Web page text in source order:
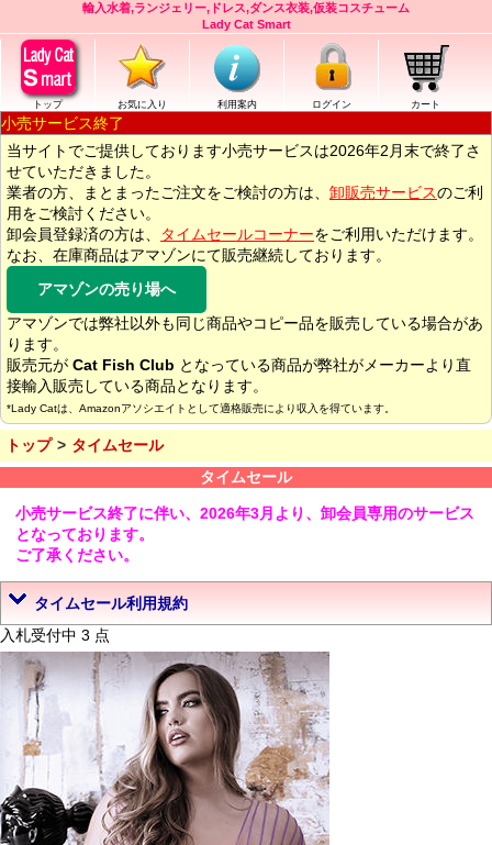
輸入水着,ランジェリー,ドレス,ダンス衣装,仮装コスチューム
Lady Cat Smart
トップ お気に入り 利用案内 ログイン カート
小売サービス終了
当サイトでご提供しております小売サービスは2026年2月末で終了さ
せていただきました。
業者の方、まとまったご注文をご検討の方は、 卸販売サービスのご利
用をご検討ください。
卸会員登録済の方は、
タイムセールコーナーをご利用いただけます。
なお、在庫商品はアマゾンにて販売継続しております。
アマゾンの売り場へ
アマゾンでは弊社以外も同じ商品やコピー品を販売している場合があ
ります。
販売元が Cat Fish Club となっている商品が弊社がメーカーより直
接輸入販売している商品となります。
*Lady Catは、Amazonアソシエイトとして適格販売により収入を得ています。
トップ
タイムセール
タイムセール
小売サービス終了に伴い、2026年3月より、卸会員専用のサービス
となっております。
ご了承ください。
タイムセール利用規約
入札受付中 3 点